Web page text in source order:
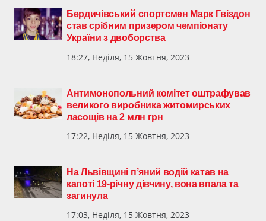
Бердичівський спортсмен Марк Гвіздон
став срібним призером чемпіонату
України з двоборства
18:27, Неділя, 15 Жовтня, 2023
Антимонопольний комітет оштрафував
великого виробника житомирських
ласощів на 2 млн грн
17:22, Неділя, 15 Жовтня, 2023
На Львівщині п’яний водій катав на
капоті 19-річну дівчину, вона впала та
загинула
17:03, Неділя, 15 Жовтня, 2023